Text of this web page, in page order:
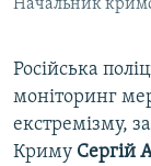
ІНФОГРАФІКА
ДОЛУЧАЙСЯ!
Усі сайти
Начальник
Російська
моніторинг
екстремізму,
Криму Сергій